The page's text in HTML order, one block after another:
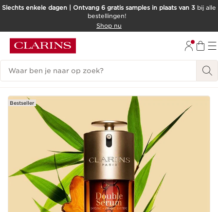
DOORGAAN NAAR INHOUD
Slechts enkele dagen | Ontvang 6 gratis samples in plaats van 3 bij alle
bestellingen!
Shop nu
Zoekgeschiedenis
Bestseller